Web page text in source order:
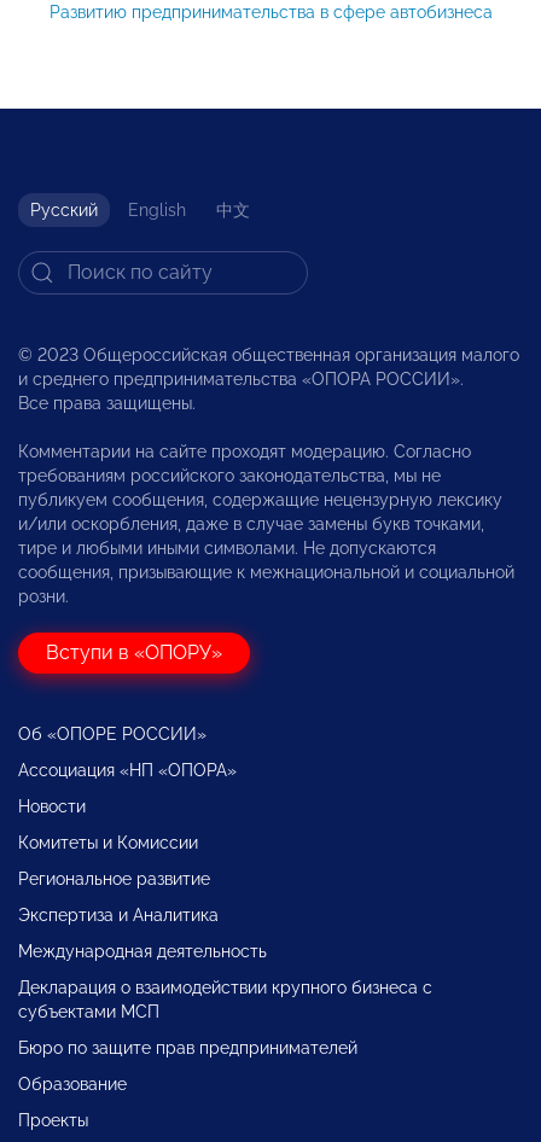
Развитию предпринимательства в сфере автобизнеса
Русский English 中文
© 2023 Общероссийская общественная организация малого
и среднего предпринимательства «ОПОРА РОССИИ».
Все права защищены.
Комментарии на сайте проходят модерацию. Согласно
требованиям российского законодательства, мы не
публикуем сообщения, содержащие нецензурную лексику
и/или оскорбления, даже в случае замены букв точками,
тире и любыми иными символами. Не допускаются
сообщения, призывающие к межнациональной и социальной
розни.
Вступи в «ОПОРУ»
Об «ОПОРЕ РОССИИ»
Ассоциация «НП «ОПОРА»
Новости
Комитеты и Комиссии
Региональное развитие
Экспертиза и Аналитика
Международная деятельность
Декларация о взаимодействии крупного бизнеса с
субъектами МСП
Бюро по защите прав предпринимателей
Образование
Проекты